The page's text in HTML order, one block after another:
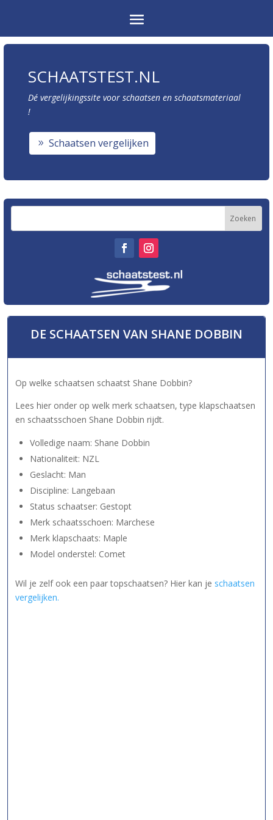
SCHAATSTEST.NL
Dé vergelijkingssite voor schaatsen en schaatsmateriaal
!
Schaatsen vergelijken
DE SCHAATSEN VAN SHANE DOBBIN
Op welke schaatsen schaatst Shane Dobbin?
Lees hier onder op welk merk schaatsen, type klapschaatsen
en schaatsschoen Shane Dobbin rijdt.
Volledige naam: Shane Dobbin
Nationaliteit: NZL
Geslacht: Man
Discipline: Langebaan
Status schaatser: Gestopt
Merk schaatsschoen: Marchese
Merk klapschaats: Maple
Model onderstel: Comet
Wil je zelf ook een paar topschaatsen? Hier kan je schaatsen
vergelijken.